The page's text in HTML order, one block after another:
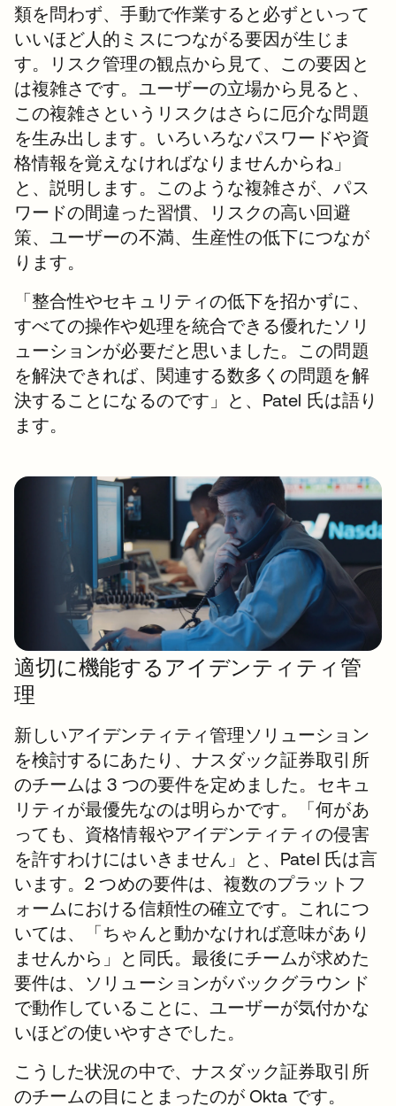
類を問わず、手動で作業すると必ずといって
いいほど人的ミスにつながる要因が生じま
す。リスク管理の観点から見て、この要因と
は複雑さです。ユーザーの立場から見ると、
この複雑さというリスクはさらに厄介な問題
を生み出します。いろいろなパスワードや資
格情報を覚えなければなりませんからね」
と、説明します。このような複雑さが、パス
ワードの間違った習慣、リスクの高い回避
策、ユーザーの不満、生産性の低下につなが
ります。
「整合性やセキュリティの低下を招かずに、
すべての操作や処理を統合できる優れたソリ
ューションが必要だと思いました。この問題
を解決できれば、関連する数多くの問題を解
決することになるのです」と、Patel 氏は語り
ます。
適切に機能するアイデンティティ管
理
新しいアイデンティティ管理ソリューション
を検討するにあたり、ナスダック証券取引所
のチームは 3 つの要件を定めました。セキュ
リティが最優先なのは明らかです。「何があ
っても、資格情報やアイデンティティの侵害
を許すわけにはいきません」と、Patel 氏は言
います。2 つめの要件は、複数のプラットフ
ォームにおける信頼性の確立です。これにつ
いては、「ちゃんと動かなければ意味があり
ませんから」と同氏。最後にチームが求めた
要件は、ソリューションがバックグラウンド
で動作していることに、ユーザーが気付かな
いほどの使いやすさでした。
こうした状況の中で、ナスダック証券取引所
のチームの目にとまったのが Okta です。